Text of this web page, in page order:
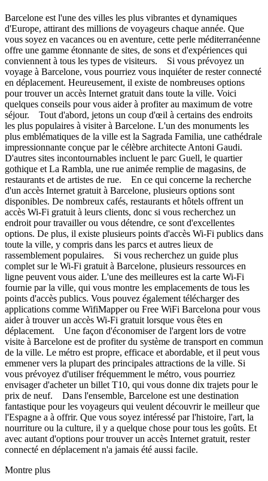
Barcelone est l'une des villes les plus vibrantes et dynamiques
d'Europe, attirant des millions de voyageurs chaque année. Que
vous soyez en vacances ou en aventure, cette perle méditerranéenne
offre une gamme étonnante de sites, de sons et d'expériences qui
conviennent à tous les types de visiteurs. Si vous prévoyez un
voyage à Barcelone, vous pourriez vous inquiéter de rester connecté
en déplacement. Heureusement, il existe de nombreuses options
pour trouver un accès Internet gratuit dans toute la ville. Voici
quelques conseils pour vous aider à profiter au maximum de votre
séjour. Tout d'abord, jetons un coup d'œil à certains des endroits
les plus populaires à visiter à Barcelone. L'un des monuments les
plus emblématiques de la ville est la Sagrada Familia, une cathédrale
impressionnante conçue par le célèbre architecte Antoni Gaudi.
D'autres sites incontournables incluent le parc Guell, le quartier
gothique et La Rambla, une rue animée remplie de magasins, de
restaurants et de artistes de rue. En ce qui concerne la recherche
d'un accès Internet gratuit à Barcelone, plusieurs options sont
disponibles. De nombreux cafés, restaurants et hôtels offrent un
accès Wi-Fi gratuit à leurs clients, donc si vous recherchez un
endroit pour travailler ou vous détendre, ce sont d'excellentes
options. De plus, il existe plusieurs points d'accès Wi-Fi publics dans
toute la ville, y compris dans les parcs et autres lieux de
rassemblement populaires. Si vous recherchez un guide plus
complet sur le Wi-Fi gratuit à Barcelone, plusieurs ressources en
ligne peuvent vous aider. L'une des meilleures est la carte Wi-Fi
fournie par la ville, qui vous montre les emplacements de tous les
points d'accès publics. Vous pouvez également télécharger des
applications comme WifiMapper ou Free WiFi Barcelona pour vous
aider à trouver un accès Wi-Fi gratuit lorsque vous êtes en
déplacement. Une façon d'économiser de l'argent lors de votre
visite à Barcelone est de profiter du système de transport en commun
de la ville. Le métro est propre, efficace et abordable, et il peut vous
emmener vers la plupart des principales attractions de la ville. Si
vous prévoyez d'utiliser fréquemment le métro, vous pourriez
envisager d'acheter un billet T10, qui vous donne dix trajets pour le
prix de neuf. Dans l'ensemble, Barcelone est une destination
fantastique pour les voyageurs qui veulent découvrir le meilleur que
l'Espagne a à offrir. Que vous soyez intéressé par l'histoire, l'art, la
nourriture ou la culture, il y a quelque chose pour tous les goûts. Et
avec autant d'options pour trouver un accès Internet gratuit, rester
connecté en déplacement n'a jamais été aussi facile.
Montre plus